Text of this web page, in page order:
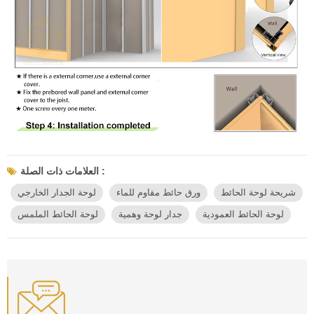
العلامات ذات الصلة :
لوحة الجدار الخارجي ورق حائط مقاوم للماء شريحة لوحة الحائط
لوحة الحائط الملمس جدار لوحة وهمية لوحة الحائط العمودية